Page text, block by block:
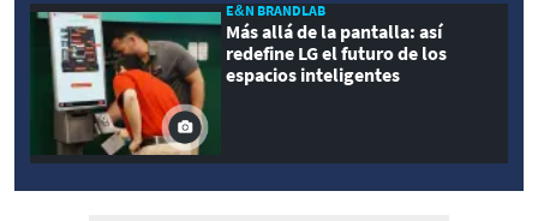
E&N BRANDLAB
Más allá de la pantalla: así
redefine LG el futuro de los
espacios inteligentes